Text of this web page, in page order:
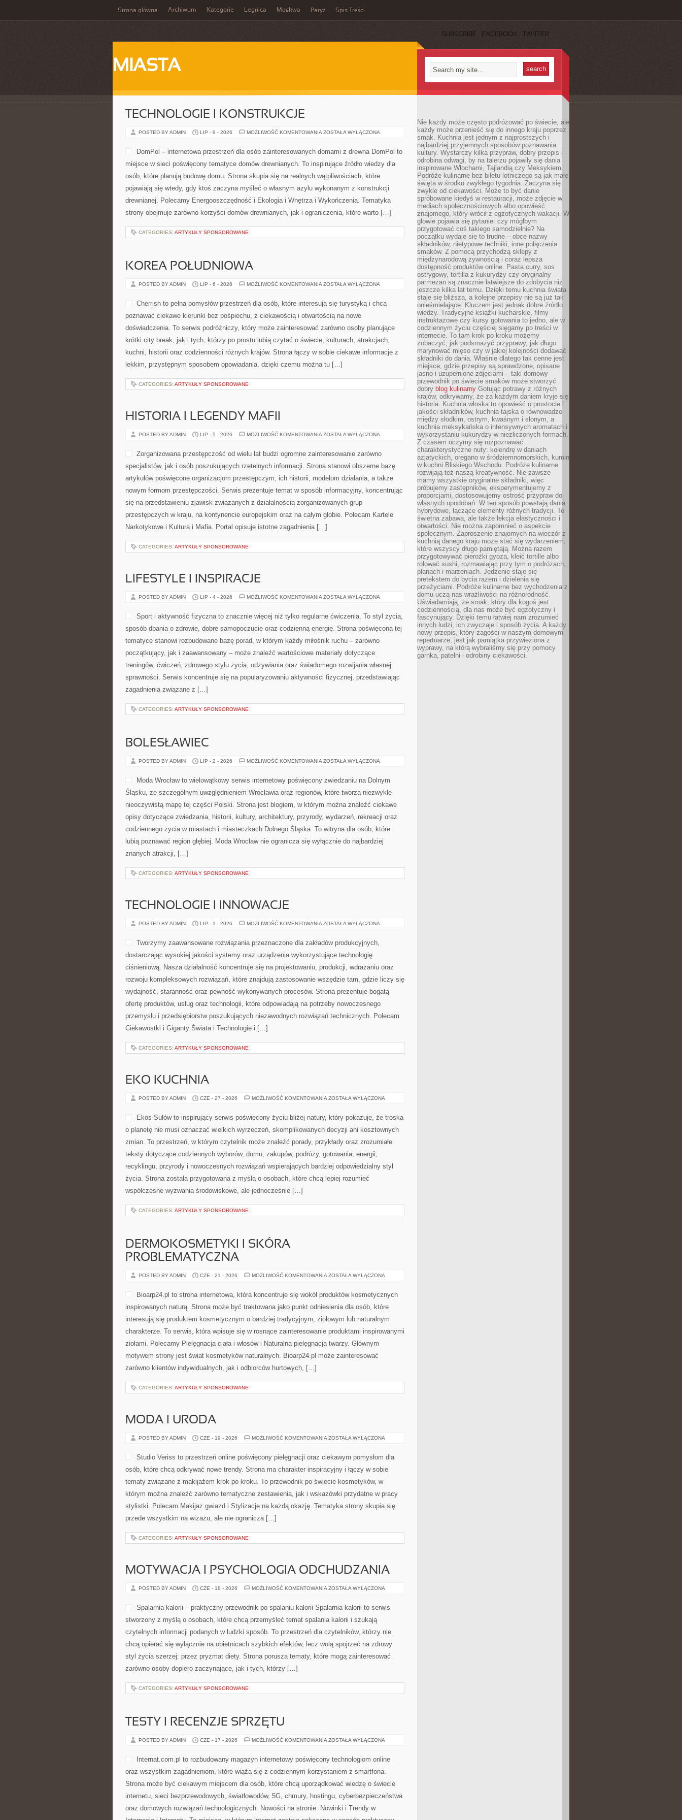
Strona główna Archiwum Kategorie Legnica Moskwa Paryż Spis Treści
SUBSCRIBE FACEBOOK TWITTER
MIASTA
TECHNOLOGIE I KONSTRUKCJE
POSTED BY ADMIN LIP - 9 - 2026 MOŻLIWOŚĆ KOMENTOWANIA TECHNOLOGIE
ZOSTAŁA WYŁĄCZONA
DomPol – internetowa przestrzeń dla osób zainteresowanych domami z drewna DomPol to
miejsce w sieci poświęcony tematyce domów drewnianych. To inspirujące źródło wiedzy dla
osób, które planują budowę domu. Strona skupia się na realnych wątpliwościach, które
pojawiają się wtedy, gdy ktoś zaczyna myśleć o własnym azylu wykonanym z konstrukcji
drewnianej. Polecamy Energooszczędność i Ekologia i Wnętrza i Wykończenia. Tematyka
strony obejmuje zarówno korzyści domów drewnianych, jak i ograniczenia, które warto […]
CATEGORIES: ARTYKUŁY SPONSOROWANE
KOREA POŁUDNIOWA
POSTED BY ADMIN LIP - 6 - 2026 MOŻLIWOŚĆ KOMENTOWANIA KOREA
ZOSTAŁA WYŁĄCZONA
Cherrish to pełna pomysłów przestrzeń dla osób, które interesują się turystyką i chcą
poznawać ciekawe kierunki bez pośpiechu, z ciekawością i otwartością na nowe
doświadczenia. To serwis podróżniczy, który może zainteresować zarówno osoby planujące
krótki city break, jak i tych, którzy po prostu lubią czytać o świecie, kulturach, atrakcjach,
kuchni, historii oraz codzienności różnych krajów. Strona łączy w sobie ciekawe informacje z
lekkim, przystępnym sposobem opowiadania, dzięki czemu można tu […]
CATEGORIES: ARTYKUŁY SPONSOROWANE
HISTORIA I LEGENDY MAFII
POSTED BY ADMIN LIP - 5 - 2026 MOŻLIWOŚĆ KOMENTOWANIA HISTORIA
ZOSTAŁA WYŁĄCZONA
Zorganizowana przestępczość od wielu lat budzi ogromne zainteresowanie zarówno
specjalistów, jak i osób poszukujących rzetelnych informacji. Strona stanowi obszerne bazę
artykułów poświęcone organizacjom przestępczym, ich historii, modelom działania, a także
nowym formom przestępczości. Serwis prezentuje temat w sposób informacyjny, koncentrując
się na przedstawieniu zjawisk związanych z działalnością zorganizowanych grup
przestępczych w kraju, na kontynencie europejskim oraz na całym globie. Polecam Kartele
Narkotykowe i Kultura i Mafia. Portal opisuje istotne zagadnienia […]
CATEGORIES: ARTYKUŁY SPONSOROWANE
LIFESTYLE I INSPIRACJE
POSTED BY ADMIN LIP - 4 - 2026 MOŻLIWOŚĆ KOMENTOWANIA LIFESTYLE
ZOSTAŁA WYŁĄCZONA
Sport i aktywność fizyczna to znacznie więcej niż tylko regularne ćwiczenia. To styl życia,
sposób dbania o zdrowie, dobre samopoczucie oraz codzienną energię. Strona poświęcona tej
tematyce stanowi rozbudowane bazę porad, w którym każdy miłośnik ruchu – zarówno
początkujący, jak i zaawansowany – może znaleźć wartościowe materiały dotyczące
treningów, ćwiczeń, zdrowego stylu życia, odżywiania oraz świadomego rozwijania własnej
sprawności. Serwis koncentruje się na popularyzowaniu aktywności fizycznej, przedstawiając
zagadnienia związane z […]
CATEGORIES: ARTYKUŁY SPONSOROWANE
BOLESŁAWIEC
POSTED BY ADMIN LIP - 2 - 2026 MOŻLIWOŚĆ KOMENTOWANIA BOLESŁAWIEC
ZOSTAŁA WYŁĄCZONA
Moda Wrocław to wielowątkowy serwis internetowy poświęcony zwiedzaniu na Dolnym
Śląsku, ze szczególnym uwzględnieniem Wrocławia oraz regionów, które tworzą niezwykle
nieoczywistą mapę tej części Polski. Strona jest blogiem, w którym można znaleźć ciekawe
opisy dotyczące zwiedzania, historii, kultury, architektury, przyrody, wydarzeń, rekreacji oraz
codziennego życia w miastach i miasteczkach Dolnego Śląska. To witryna dla osób, które
lubią poznawać region głębiej. Moda Wrocław nie ogranicza się wyłącznie do najbardziej
znanych atrakcji, […]
CATEGORIES: ARTYKUŁY SPONSOROWANE
TECHNOLOGIE I INNOWACJE
POSTED BY ADMIN LIP - 1 - 2026 MOŻLIWOŚĆ KOMENTOWANIA TECHNOLOGIE
ZOSTAŁA WYŁĄCZONA
Tworzymy zaawansowane rozwiązania przeznaczone dla zakładów produkcyjnych,
dostarczając wysokiej jakości systemy oraz urządzenia wykorzystujące technologię
ciśnieniową. Nasza działalność koncentruje się na projektowaniu, produkcji, wdrażaniu oraz
rozwoju kompleksowych rozwiązań, które znajdują zastosowanie wszędzie tam, gdzie liczy się
wydajność, staranność oraz pewność wykonywanych procesów. Strona prezentuje bogatą
ofertę produktów, usług oraz technologii, które odpowiadają na potrzeby nowoczesnego
przemysłu i przedsiębiorstw poszukujących niezawodnych rozwiązań technicznych. Polecam
Ciekawostki i Giganty Świata i Technologie i […]
CATEGORIES: ARTYKUŁY SPONSOROWANE
EKO KUCHNIA
POSTED BY ADMIN CZE - 27 - 2026 MOŻLIWOŚĆ KOMENTOWANIA EKO
ZOSTAŁA WYŁĄCZONA
Ekos-Sułów to inspirujący serwis poświęcony życiu bliżej natury, który pokazuje, że troska
o planetę nie musi oznaczać wielkich wyrzeczeń, skomplikowanych decyzji ani kosztownych
zmian. To przestrzeń, w którym czytelnik może znaleźć porady, przykłady oraz zrozumiałe
teksty dotyczące codziennych wyborów, domu, zakupów, podróży, gotowania, energii,
recyklingu, przyrody i nowoczesnych rozwiązań wspierających bardziej odpowiedzialny styl
życia. Strona została przygotowana z myślą o osobach, które chcą lepiej rozumieć
współczesne wyzwania środowiskowe, ale jednocześnie […]
CATEGORIES: ARTYKUŁY SPONSOROWANE
DERMOKOSMETYKI I SKÓRA
PROBLEMATYCZNA
POSTED BY ADMIN CZE - 21 - 2026 MOŻLIWOŚĆ KOMENTOWANIA DERMOKOSMETYKI
PROBLEMATYCZNA
ZOSTAŁA WYŁĄCZONA
Bioarp24.pl to strona internetowa, która koncentruje się wokół produktów kosmetycznych
inspirowanych naturą. Strona może być traktowana jako punkt odniesienia dla osób, które
interesują się produktem kosmetycznym o bardziej tradycyjnym, ziołowym lub naturalnym
charakterze. To serwis, która wpisuje się w rosnące zainteresowanie produktami inspirowanymi
ziołami. Polecamy Pielęgnacja ciała i włosów i Naturalna pielęgnacja twarzy. Głównym
motywem strony jest świat kosmetyków naturalnych. Bioarp24.pl może zainteresować
zarówno klientów indywidualnych, jak i odbiorców hurtowych, […]
CATEGORIES: ARTYKUŁY SPONSOROWANE
MODA I URODA
POSTED BY ADMIN CZE - 19 - 2026 MOŻLIWOŚĆ KOMENTOWANIA MODA
ZOSTAŁA WYŁĄCZONA
Studio Veriss to przestrzeń online poświęcony pielęgnacji oraz ciekawym pomysłom dla
osób, które chcą odkrywać nowe trendy. Strona ma charakter inspiracyjny i łączy w sobie
tematy związane z makijażem krok po kroku. To przewodnik po świecie kosmetyków, w
którym można znaleźć zarówno tematyczne zestawienia, jak i wskazówki przydatne w pracy
stylistki. Polecam Makijaż gwiazd i Stylizacje na każdą okazję. Tematyka strony skupia się
przede wszystkim na wizażu, ale nie ogranicza […]
CATEGORIES: ARTYKUŁY SPONSOROWANE
MOTYWACJA I PSYCHOLOGIA ODCHUDZANIA
POSTED BY ADMIN CZE - 18 - 2026 MOŻLIWOŚĆ KOMENTOWANIA MOTYWACJA
ODCHUDZANIA
ZOSTAŁA WYŁĄCZONA
Spalarnia kalorii – praktyczny przewodnik po spalaniu kalorii Spalarnia kalorii to serwis
stworzony z myślą o osobach, które chcą przemyśleć temat spalania kalorii i szukają
czytelnych informacji podanych w ludzki sposób. To przestrzeń dla czytelników, którzy nie
chcą opierać się wyłącznie na obietnicach szybkich efektów, lecz wolą spojrzeć na zdrowy
styl życia szerzej: przez pryzmat diety. Strona porusza tematy, które mogą zainteresować
zarówno osoby dopiero zaczynające, jak i tych, którzy […]
CATEGORIES: ARTYKUŁY SPONSOROWANE
TESTY I RECENZJE SPRZĘTU
POSTED BY ADMIN CZE - 17 - 2026 MOŻLIWOŚĆ KOMENTOWANIA TESTY
SPRZĘTU
ZOSTAŁA WYŁĄCZONA
Internat.com.pl to rozbudowany magazyn internetowy poświęcony technologiom online
oraz wszystkim zagadnieniom, które wiążą się z codziennym korzystaniem z smartfona.
Strona może być ciekawym miejscem dla osób, które chcą uporządkować wiedzę o świecie
internetu, sieci bezprzewodowych, światłowodów, 5G, chmury, hostingu, cyberbezpieczeństwa
oraz domowych rozwiązań technologicznych. Nowości na stronie: Nowinki i Trendy w
Nie każdy może często podróżować po świecie, ale
każdy może przenieść się do innego kraju poprzez
smak. Kuchnia jest jednym z najprostszych i
najbardziej przyjemnych sposobów poznawania
kultury. Wystarczy kilka przypraw, dobry przepis i
odrobina odwagi, by na talerzu pojawiły się dania
inspirowane Włochami, Tajlandią czy Meksykiem.
Podróże kulinarne bez biletu lotniczego są jak małe
święta w środku zwykłego tygodnia. Zaczyna się
zwykle od ciekawości. Może to być danie
spróbowane kiedyś w restauracji, może zdjęcie w
mediach społecznościowych albo opowieść
znajomego, który wrócił z egzotycznych wakacji. W
głowie pojawia się pytanie: czy mógłbym
przygotować coś takiego samodzielnie? Na
początku wydaje się to trudne – obce nazwy
składników, nietypowe techniki, inne połączenia
smaków. Z pomocą przychodzą sklepy z
międzynarodową żywnością i coraz lepsza
dostępność produktów online. Pasta curry, sos
ostrygowy, tortilla z kukurydzy czy oryginalny
parmezan są znacznie łatwiejsze do zdobycia niż
jeszcze kilka lat temu. Dzięki temu kuchnia świata
staje się bliższa, a kolejne przepisy nie są już tak
onieśmielające. Kluczem jest jednak dobre źródło
wiedzy. Tradycyjne książki kucharskie, filmy
instruktażowe czy kursy gotowania to jedno, ale w
codziennym życiu częściej sięgamy po treści w
internecie. To tam krok po kroku możemy
zobaczyć, jak podsmażyć przyprawy, jak długo
marynować mięso czy w jakiej kolejności dodawać
składniki do dania. Właśnie dlatego tak cenne jest
miejsce, gdzie przepisy są sprawdzone, opisane
jasno i uzupełnione zdjęciami – taki domowy
przewodnik po świecie smaków może stworzyć
dobry blog kulinarny Gotując potrawy z różnych
krajów, odkrywamy, że za każdym daniem kryje się
historia. Kuchnia włoska to opowieść o prostocie i
jakości składników, kuchnia tajska o równowadze
między słodkim, ostrym, kwaśnym i słonym, a
kuchnia meksykańska o intensywnych aromatach i
wykorzystaniu kukurydzy w niezliczonych formach.
Z czasem uczymy się rozpoznawać
charakterystyczne nuty: kolendrę w daniach
azjatyckich, oregano w śródziemnomorskich, kumin
w kuchni Bliskiego Wschodu. Podróże kulinarne
rozwijają też naszą kreatywność. Nie zawsze
mamy wszystkie oryginalne składniki, więc
próbujemy zastępników, eksperymentujemy z
proporcjami, dostosowujemy ostrość przypraw do
własnych upodobań. W ten sposób powstają dania
hybrydowe, łączące elementy różnych tradycji. To
świetna zabawa, ale także lekcja elastyczności i
otwartości. Nie można zapomnieć o aspekcie
społecznym. Zaproszenie znajomych na wieczór z
kuchnią danego kraju może stać się wydarzeniem,
które wszyscy długo pamiętają. Można razem
przygotowywać pierożki gyoza, kleić tortille albo
rolować sushi, rozmawiając przy tym o podróżach,
planach i marzeniach. Jedzenie staje się
pretekstem do bycia razem i dzielenia się
przeżyciami. Podróże kulinarne bez wychodzenia z
domu uczą nas wrażliwości na różnorodność.
Uświadamiają, że smak, który dla kogoś jest
codziennością, dla nas może być egzotyczny i
fascynujący. Dzięki temu łatwiej nam zrozumieć
innych ludzi, ich zwyczaje i sposób życia. A każdy
nowy przepis, który zagości w naszym domowym
repertuarze, jest jak pamiątka przywieziona z
wyprawy, na którą wybraliśmy się przy pomocy
garnka, patelni i odrobiny ciekawości.